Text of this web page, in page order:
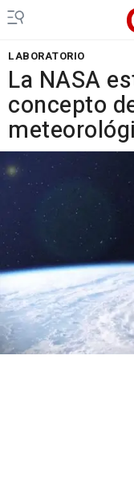
LABORATORIO
La NASA
concepto